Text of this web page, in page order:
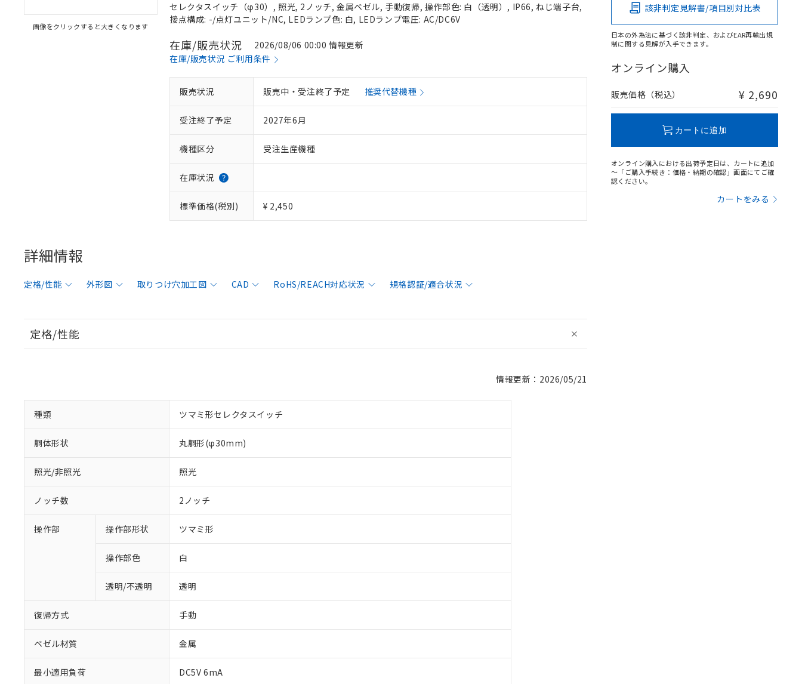
画像をクリックすると大きくなります
セレクタスイッチ（φ30）, 照光, 2ノッチ, 金属ベゼル, 手動復帰, 操作部色: 白（透明）, IP66, ねじ端子台,
接点構成: -/点灯ユニット/NC, LEDランプ色: 白, LEDランプ電圧: AC/DC6V
在庫/販売状況
2026/08/06 00:00 情報更新
在庫/販売状況 ご利用条件
販売状況 販売中・受注終了予定 推奨代替機種
受注終了予定 2027年6月
機種区分 受注生産機種
在庫状況
標準価格(税別) ¥ 2,450
詳細情報
定格/性能 外形図 取りつけ穴加工図 CAD RoHS/REACH対応状況 規格認証/適合状況
定格/性能
情報更新：2026/05/21
種類 ツマミ形セレクタスイッチ
胴体形状 丸胴形(φ30mm)
照光/非照光 照光
ノッチ数 2ノッチ
操作部 操作部形状 ツマミ形
操作部色 白
透明/不透明 透明
復帰方式 手動
ベゼル材質 金属
最小適用負荷 DC5V 6mA
該非判定見解書/項目別対比表
日本の外為法に基づく該非判定、およびEAR再輸出規
制に関する見解が入手できます。
オンライン購入
販売価格（税込） ¥ 2,690
カートに追加
オンライン購入における出荷予定日は、カートに追加
～「ご購入手続き：価格・納期の確認」画面にてご確
認ください。
カートをみる
※1 対応状況